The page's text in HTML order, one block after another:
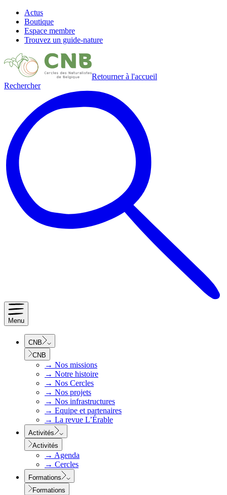
Actus
Boutique
Espace membre
Trouvez un guide-nature
Retourner à l'accueil
Rechercher
Menu
CNB
CNB
→ Nos missions
→ Notre histoire
→ Nos Cercles
→ Nos projets
→ Nos infrastructures
→ Equipe et partenaires
→ La revue L’Érable
Activités
Activités
→ Agenda
→ Cercles
Formations
Formations